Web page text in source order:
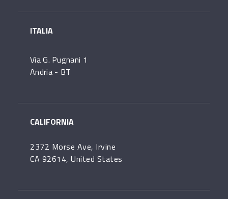
ITALIA
Via G. Pugnani 1
Andria - BT
CALIFORNIA
2372 Morse Ave, Irvine
CA 92614, United States